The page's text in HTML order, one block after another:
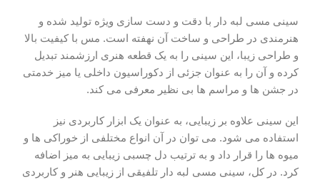
سینی مسی لبه دار با دقت و دست‌ سازی ویژه تولید شده و
هنرمندی در طراحی و ساخت آن نهفته است. مس با کیفیت بالا
و طراحی زیبا، این سینی را به یک قطعه هنری ارزشمند تبدیل
کرده و آن را به عنوان جزئی از دکوراسیون داخلی یا میز خدمتی
در جشن‌ ها و مراسم‌ ها بی‌ نظیر معرفی می‌ کند.
این سینی علاوه بر زیبایی، به عنوان یک ابزار کاربردی نیز
استفاده می‌ شود. می‌ توان در آن انواع مختلفی از خوراکی‌ ها و
میوه‌ ها را قرار داد و به ترتیب دل چسبی زیبایی به میز اضافه
کرد. در کل، سینی مسی لبه دار تلفیقی از زیبایی هنر و کاربردی